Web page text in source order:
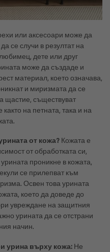
или аксесоари може да
се случи в резултат на
дете или друг
може да създаде и
материал, което означава,
и миризмата да се
щастие, съществуват
на петната, така и на
от кожа? Кожата е
от обработката си,
проникне в кожата,
се прилепват към
Освен това урината
което да доведе до
увреждане на защитния
урината да се отстрани
начин.
урина върху кожа: Не